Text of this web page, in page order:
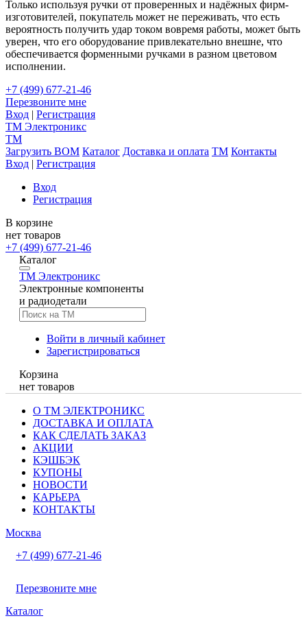
Только используя ручки от проверенных и надёжных фирм-
изготовителей, покупатель может не переживать, что есть
вероятность получить удар током вовремя работы, может быть
уверен, что его оборудование привлекательно внешне, что
обеспечивается форменными ручками в разном цветовом
исполнении.
+7 (499) 677-21-46
Перезвоните мне
Вход | Регистрация
TM Электроникс
TM
Загрузить BOM Каталог Доставка и оплата TM Контакты
Вход | Регистрация
Вход
Регистрация
В корзине
нет товаров
+7 (499) 677-21-46
Каталог
TM Электроникс
Электронные компоненты
и радиодетали
Войти в личный кабинет
Зарегистрироваться
Корзина
нет товаров
О ТМ ЭЛЕКТРОНИКС
ДОСТАВКА И ОПЛАТА
КАК СДЕЛАТЬ ЗАКАЗ
АКЦИИ
КЭШБЭК
КУПОНЫ
НОВОСТИ
КАРЬЕРА
КОНТАКТЫ
Москва
+7 (499) 677-21-46
Перезвоните мне
Каталог